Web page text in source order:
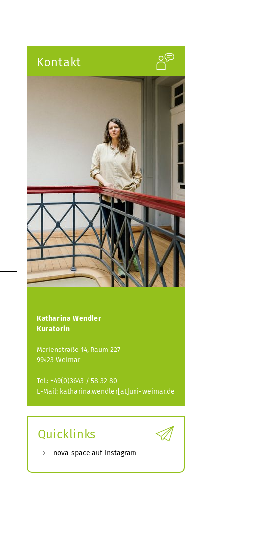
Kontakt
Katharina Wendler
Kuratorin
Marienstraße 14, Raum 227
99423 Weimar
Tel.: +49(0)3643 / 58 32 80
E-Mail: katharina.wendler[at]uni-weimar.de
Quicklinks
nova space auf Instagram